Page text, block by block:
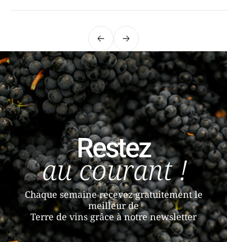
PrécédentSuivant
Restez
au courant !
Chaque semaine recevez gratuitement le
meilleur de
Terre de vins grâce à notre newsletter